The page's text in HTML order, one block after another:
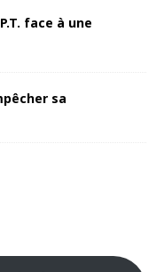
face à une
sa